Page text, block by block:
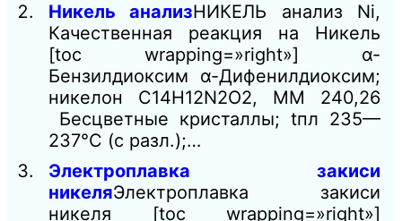
Никель анализНИКЕЛЬ анализ Ni,
Качественная реакция на Никель
[toc wrapping=»right»] α-
Бензилдиоксим α-Дифенилдиоксим;
никелон C14H12N2O2, ММ 240,26
Бесцветные кристаллы; tпл 235—
237°С (с разл.);…
Электроплавка закиси
никеляЭлектроплавка закиси
никеля [toc wrapping=»right»]